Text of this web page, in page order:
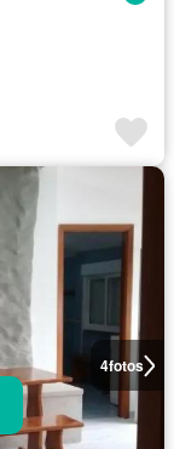
4fotos